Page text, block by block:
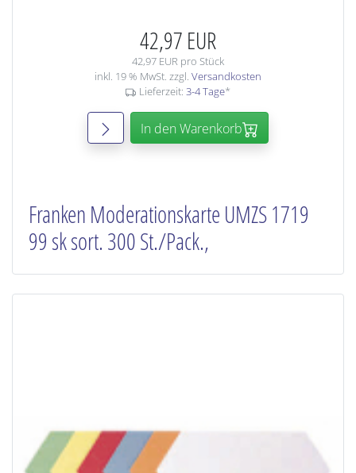
42,97 EUR
42,97 EUR pro Stück
inkl. 19 % MwSt. zzgl. Versandkosten
Lieferzeit: 3-4 Tage*
In den Warenkorb
Franken Moderationskarte UMZS 1719
99 sk sort. 300 St./Pack.,